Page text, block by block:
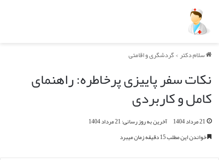
سلام دکتر>گردشگری و اقامتی
نکات سفر پاییزی پرخاطره: راهنمای
کامل و کاربردی
21 مرداد 1404
آخرین به روز رسانی: 21 مرداد 1404
خواندن این مطلب 15 دقیقه زمان میبرد